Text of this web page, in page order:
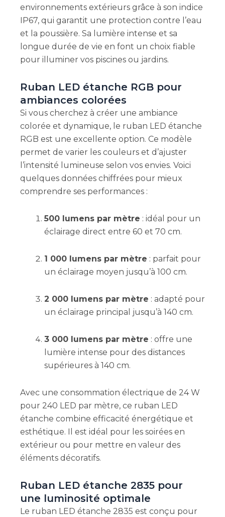
environnements extérieurs grâce à son indice
IP67, qui garantit une protection contre l’eau
et la poussière. Sa lumière intense et sa
longue durée de vie en font un choix fiable
pour illuminer vos piscines ou jardins.
Ruban LED étanche RGB pour
ambiances colorées
Si vous cherchez à créer une ambiance
colorée et dynamique, le ruban LED étanche
RGB est une excellente option. Ce modèle
permet de varier les couleurs et d’ajuster
l’intensité lumineuse selon vos envies. Voici
quelques données chiffrées pour mieux
comprendre ses performances :
500 lumens par mètre : idéal pour un
éclairage direct entre 60 et 70 cm.
1 000 lumens par mètre : parfait pour
un éclairage moyen jusqu’à 100 cm.
2 000 lumens par mètre : adapté pour
un éclairage principal jusqu’à 140 cm.
3 000 lumens par mètre : offre une
lumière intense pour des distances
supérieures à 140 cm.
Avec une consommation électrique de 24 W
pour 240 LED par mètre, ce ruban LED
étanche combine efficacité énergétique et
esthétique. Il est idéal pour les soirées en
extérieur ou pour mettre en valeur des
éléments décoratifs.
Ruban LED étanche 2835 pour
une luminosité optimale
Le ruban LED étanche 2835 est conçu pour